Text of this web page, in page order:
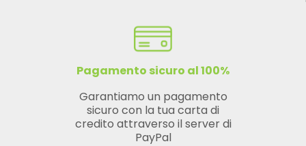
Pagamento sicuro al 100%
Garantiamo un pagamento
sicuro con la tua carta di
credito attraverso il server di
PayPal